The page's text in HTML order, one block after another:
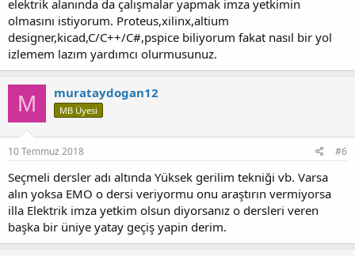
elektrik alanında da çalışmalar yapmak imza yetkimin
olmasını istiyorum. Proteus,xilinx,altium
designer,kicad,C/C++/C#,pspice biliyorum fakat nasıl bir yol
izlemem lazım yardımcı olurmusunuz.
M murataydogan12
MB Üyesi
10 Temmuz 2018 #6
Seçmeli dersler adı altında Yüksek gerilim tekniği vb. Varsa
alın yoksa EMO o dersi veriyormu onu araştırın vermiyorsa
illa Elektrik imza yetkim olsun diyorsanız o dersleri veren
başka bir üniye yatay geçiş yapin derim.